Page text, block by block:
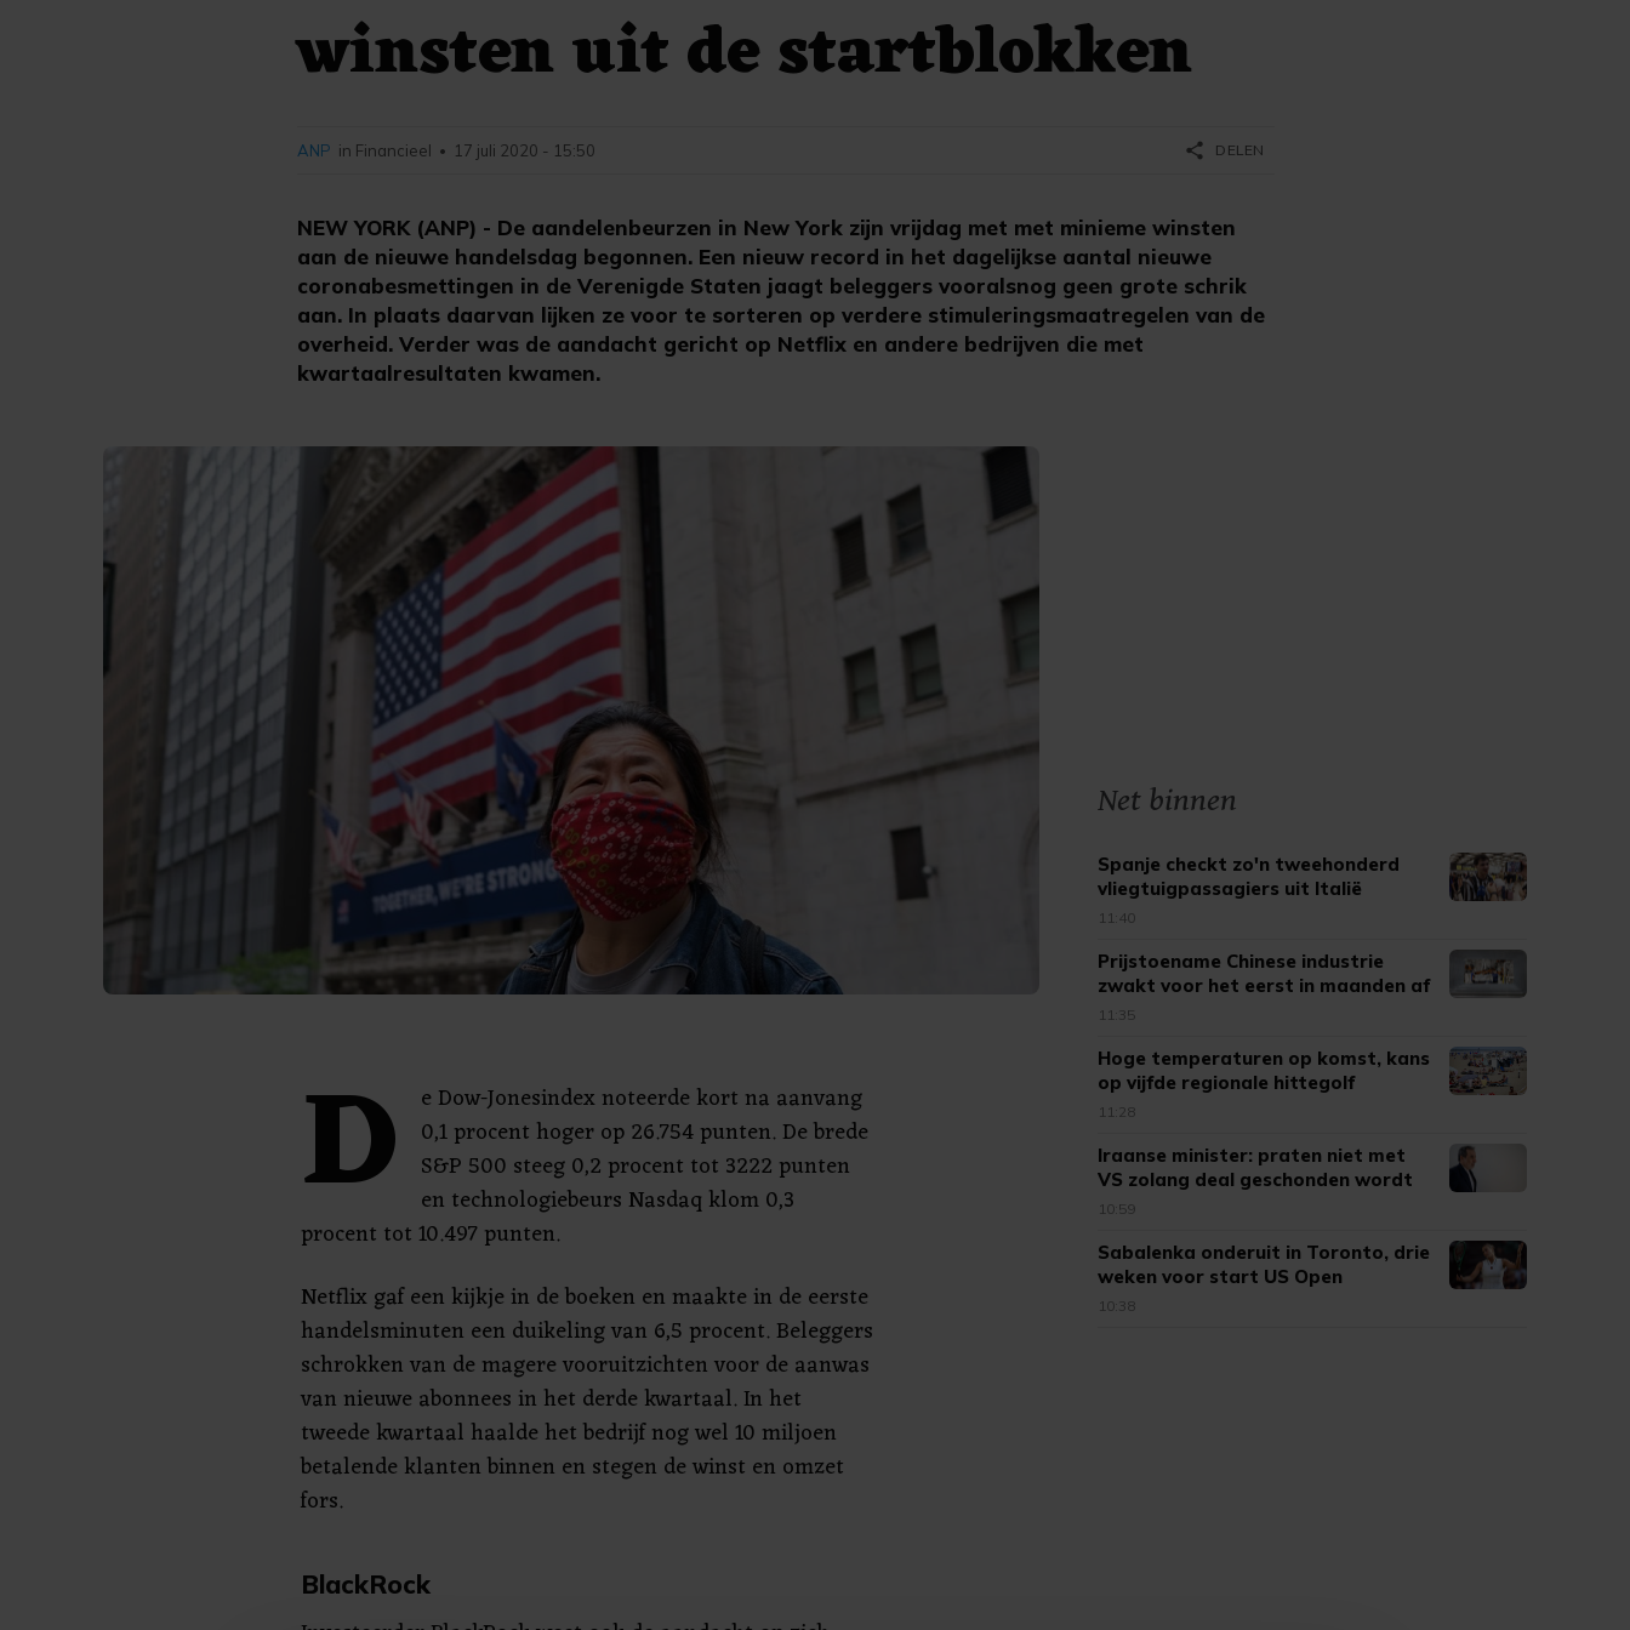
winsten uit de startblokken
NEW YORK (ANP) - De aandelenbeurzen in New York zijn vrijdag met met minieme winsten
aan de nieuwe handelsdag begonnen. Een nieuw record in het dagelijkse aantal nieuwe
coronabesmettingen in de Verenigde Staten jaagt beleggers vooralsnog geen grote schrik
aan. In plaats daarvan lijken ze voor te sorteren op verdere stimuleringsmaatregelen van de
overheid. Verder was de aandacht gericht op Netflix en andere bedrijven die met
kwartaalresultaten kwamen.
ANP in Financieel • 17 juli 2020 - 15:50 share DELEN
D
e Dow-Jonesindex noteerde kort na aanvang
0,1 procent hoger op 26.754 punten. De brede
S&P 500 steeg 0,2 procent tot 3222 punten
en technologiebeurs Nasdaq klom 0,3
procent tot 10.497 punten.
Netflix gaf een kijkje in de boeken en maakte in de eerste
handelsminuten een duikeling van 6,5 procent. Beleggers
schrokken van de magere vooruitzichten voor de aanwas
van nieuwe abonnees in het derde kwartaal. In het
tweede kwartaal haalde het bedrijf nog wel 10 miljoen
betalende klanten binnen en stegen de winst en omzet
fors.
BlackRock
Net binnen
Spanje checkt zo'n tweehonderd
vliegtuigpassagiers uit Italië
11:40
Prijstoename Chinese industrie
zwakt voor het eerst in maanden af
11:35
Hoge temperaturen op komst, kans
op vijfde regionale hittegolf
11:28
Iraanse minister: praten niet met
VS zolang deal geschonden wordt
10:59
Sabalenka onderuit in Toronto, drie
weken voor start US Open
10:38